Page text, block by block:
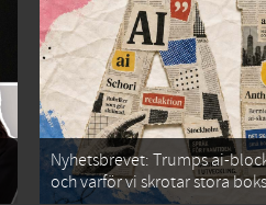
Nyhetsbrevet: Trumps ai-
och varför vi skrotar stora